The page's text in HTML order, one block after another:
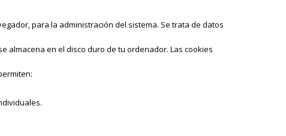
para la administración del sistema. Se trata de datos
almacena en el disco duro de tu ordenador. Las cookies